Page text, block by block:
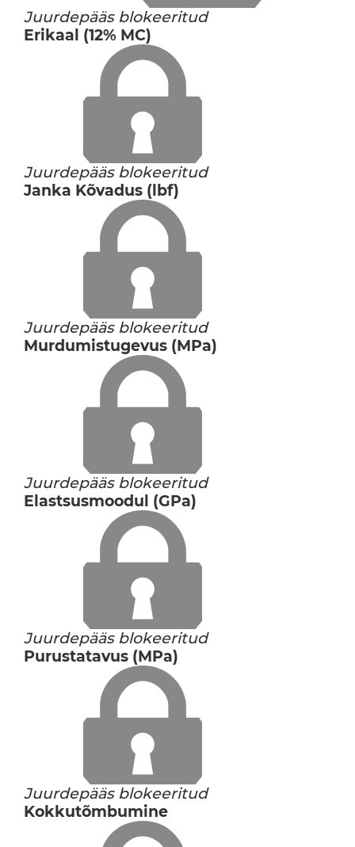
Juurdepääs blokeeritud
Erikaal (12% MC)
Juurdepääs blokeeritud
Janka Kõvadus (lbf)
Juurdepääs blokeeritud
Murdumistugevus (MPa)
Juurdepääs blokeeritud
Elastsusmoodul (GPa)
Juurdepääs blokeeritud
Purustatavus (MPa)
Juurdepääs blokeeritud
Kokkutõmbumine